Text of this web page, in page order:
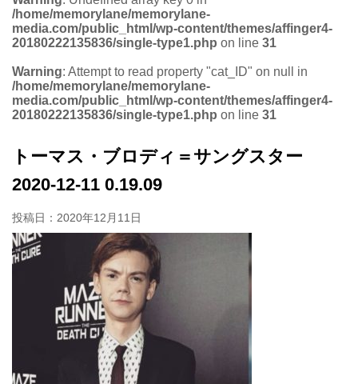
/home/memorylane/memorylane-
media.com/public_html/wp-content/themes/affinger4-
20180222135836/single-type1.php on line 31
Warning: Attempt to read property "cat_ID" on null in
/home/memorylane/memorylane-
media.com/public_html/wp-content/themes/affinger4-
20180222135836/single-type1.php on line 31
トーマス・ブロディ＝サングスター
2020-12-11 0.19.09
投稿日： 2020年12月11日